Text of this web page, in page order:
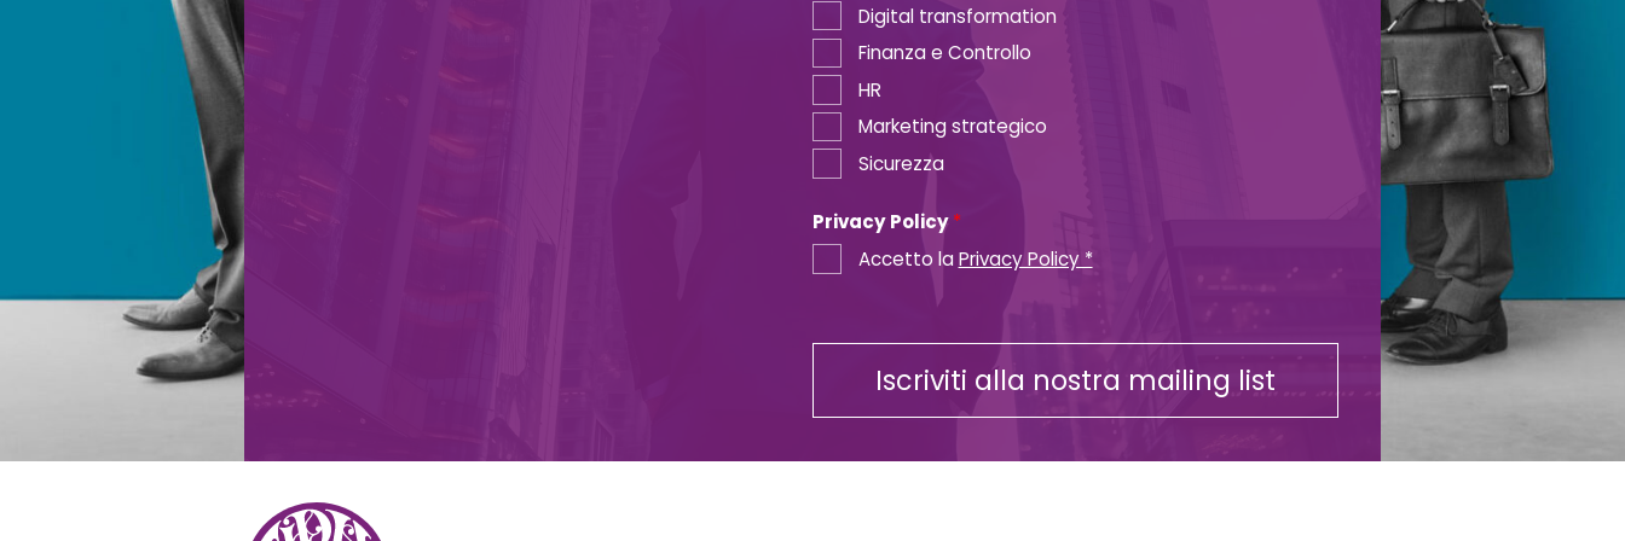
Digital transformation
Finanza e Controllo
HR
Marketing strategico
Sicurezza
Privacy Policy*
Accetto laPrivacy Policy *
Iscriviti alla nostra mailing list